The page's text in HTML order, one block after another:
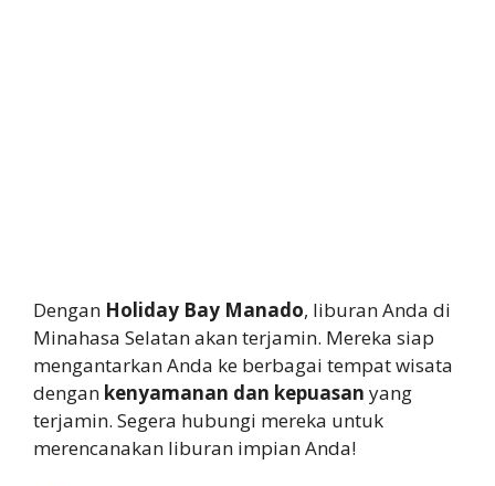
Dengan Holiday Bay Manado, liburan Anda di
Minahasa Selatan akan terjamin. Mereka siap
mengantarkan Anda ke berbagai tempat wisata
dengan kenyamanan dan kepuasan yang
terjamin. Segera hubungi mereka untuk
merencanakan liburan impian Anda!